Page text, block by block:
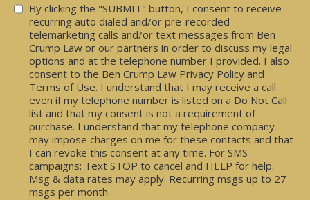
Consent
By clicking the "SUBMIT" button, I consent to receive
recurring auto dialed and/or pre-recorded
telemarketing calls and/or text messages from Ben
Crump Law or our partners in order to discuss my legal
options and at the telephone number I provided. I also
consent to the Ben Crump Law Privacy Policy and
Terms of Use. I understand that I may receive a call
even if my telephone number is listed on a Do Not Call
list and that my consent is not a requirement of
purchase. I understand that my telephone company
may impose charges on me for these contacts and that
I can revoke this consent at any time. For SMS
campaigns: Text STOP to cancel and HELP for help.
Msg & data rates may apply. Recurring msgs up to 27
msgs per month.